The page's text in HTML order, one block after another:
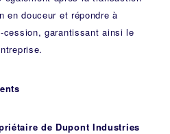
en douceur et répondre à
garantissant ainsi le
de Dupont Industries